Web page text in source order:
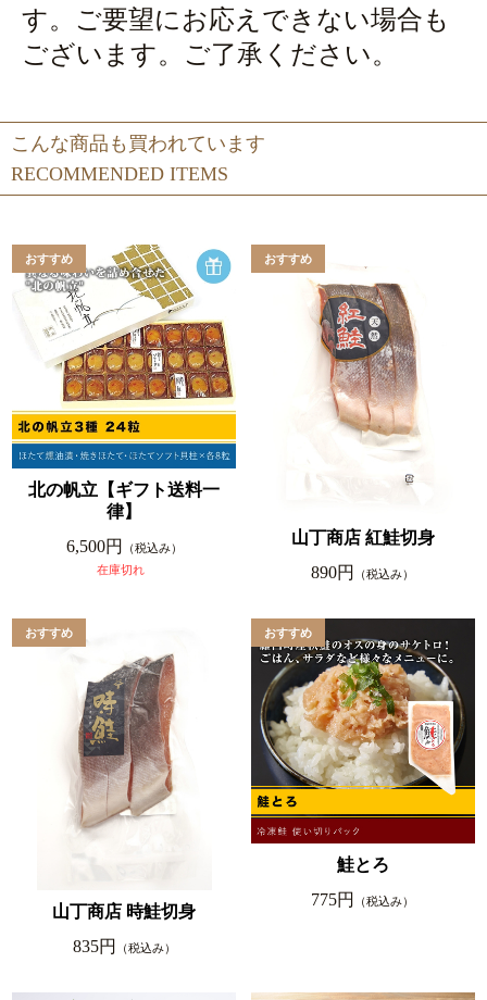
す。ご要望にお応えできない場合も
ございます。ご了承ください。
RECOMMENDED ITEMS
こんな商品も買われています
北の帆立【ギフト送料一
律】
6,500円
（税込み）
在庫切れ
山丁商店 紅鮭切身
890円
（税込み）
山丁商店 時鮭切身
835円
（税込み）
鮭とろ
775円
（税込み）